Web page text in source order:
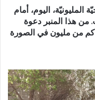
المليونيّة، اليوم، أمام
من هذا المنبر دعوة
كم من مليون في الصورة